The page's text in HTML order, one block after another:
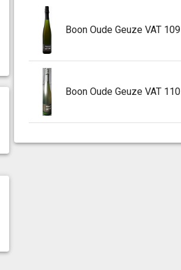
Boon Oude Geuze VAT 109
Boon Oude Geuze VAT 110